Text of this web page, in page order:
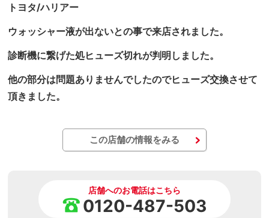
トヨタ/ハリアー
ウォッシャー液が出ないとの事で来店されました。
診断機に繋げた処ヒューズ切れが判明しました。
他の部分は問題ありませんでしたのでヒューズ交換させて
頂きました。
この店舗の情報をみる
店舗へのお電話はこちら
0120-487-503